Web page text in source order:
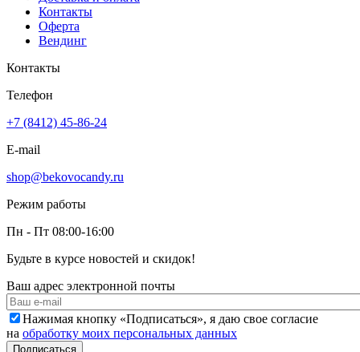
Контакты
Оферта
Вендинг
Контакты
Телефон
+7 (8412) 45-86-24
E-mail
shop@bekovocandy.ru
Режим работы
Пн - Пт 08:00-16:00
Будьте в курсе новостей и скидок!
Ваш адрес электронной почты
Нажимая кнопку «Подписаться», я даю свое согласие
на обработку моих персональных данных